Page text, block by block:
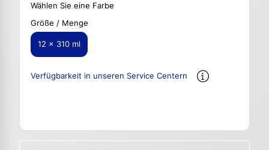
Wählen Sie eine Farbe
Größe / Menge
12 x 310 ml
Verfügbarkeit in unseren Service Centern